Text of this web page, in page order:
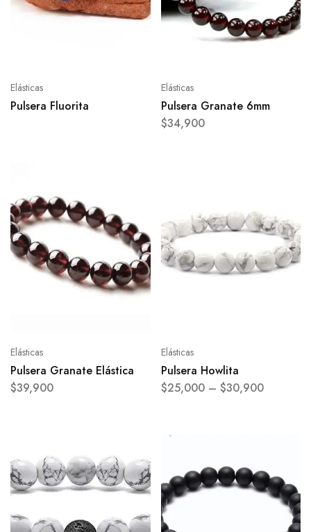
Elásticas
Pulsera Fluorita
Elásticas
Pulsera Granate 6mm
$34,900
Elásticas
Pulsera Granate Elástica
$39,900
Elásticas
Pulsera Howlita
$25,000 – $30,900